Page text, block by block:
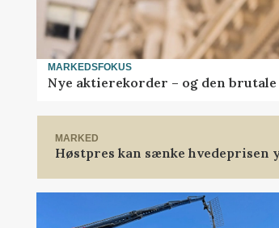
MARKEDSFOKUS
Nye aktierekorder – og den
MARKED
Høstpres kan sænke hvedeprisen